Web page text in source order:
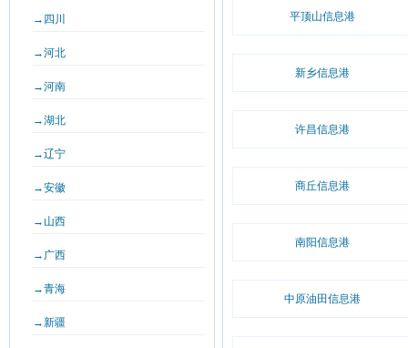
平顶山信息港
新乡信息港
许昌信息港
商丘信息港
南阳信息港
中原油田信息港
→四川
→河北
→河南
→湖北
→辽宁
→安徽
→山西
→广西
→青海
→新疆